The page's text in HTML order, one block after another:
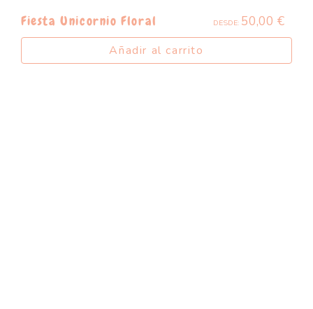
Fiesta Unicornio Floral DESDE: 50,00€
Añadir al carrito